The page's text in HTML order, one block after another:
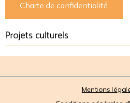
Charte de confidentialité
Projets culturels
Mentions